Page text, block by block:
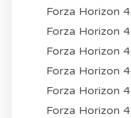
Forza Horizon
Forza Horizon
Forza Horizon
Forza Horizon
Forza Horizon
Forza Horizon